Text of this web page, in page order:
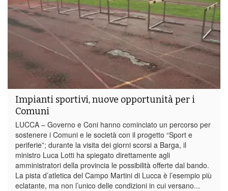
Impianti sportivi, nuove opportunità per i
Comuni
LUCCA – Governo e Coni hanno cominciato un percorso per
sostenere i Comuni e le società con il progetto “Sport e
periferie”; durante la visita dei giorni scorsi a Barga, il
ministro Luca Lotti ha spiegato direttamente agli
amministratori della provincia le possibilità offerte dal bando.
La pista d’atletica del Campo Martini di Lucca è l’esempio più
eclatante, ma non l’unico delle condizioni in cui versano...